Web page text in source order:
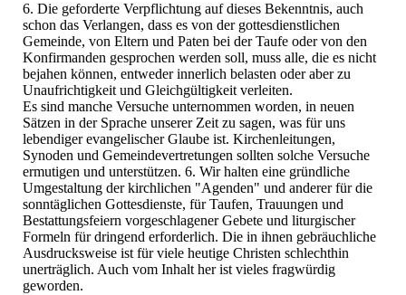
6. Die geforderte Verpflichtung auf dieses Bekenntnis, auch
schon das Verlangen, dass es von der gottesdienstlichen
Gemeinde, von Eltern und Paten bei der Taufe oder von den
Konfirmanden gesprochen werden soll, muss alle, die es nicht
bejahen können, entweder innerlich belasten oder aber zu
Unaufrichtigkeit und Gleichgültigkeit verleiten.
Es sind manche Versuche unternommen worden, in neuen
Sätzen in der Sprache unserer Zeit zu sagen, was für uns
lebendiger evangelischer Glaube ist. Kirchenleitungen,
Synoden und Gemeindevertretungen sollten solche Versuche
ermutigen und unterstützen. 6. Wir halten eine gründliche
Umgestaltung der kirchlichen "Agenden" und anderer für die
sonntäglichen Gottesdienste, für Taufen, Trauungen und
Bestattungsfeiern vorgeschlagener Gebete und liturgischer
Formeln für dringend erforderlich. Die in ihnen gebräuchliche
Ausdrucksweise ist für viele heutige Christen schlechthin
unerträglich. Auch vom Inhalt her ist vieles fragwürdig
geworden.